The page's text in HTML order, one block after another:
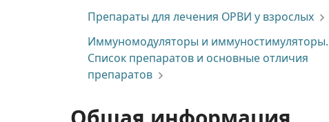
Препараты для лечения ОРВИ у взрослых
Иммуномодуляторы и иммуностимуляторы.
Список препаратов и основные отличия
препаратов